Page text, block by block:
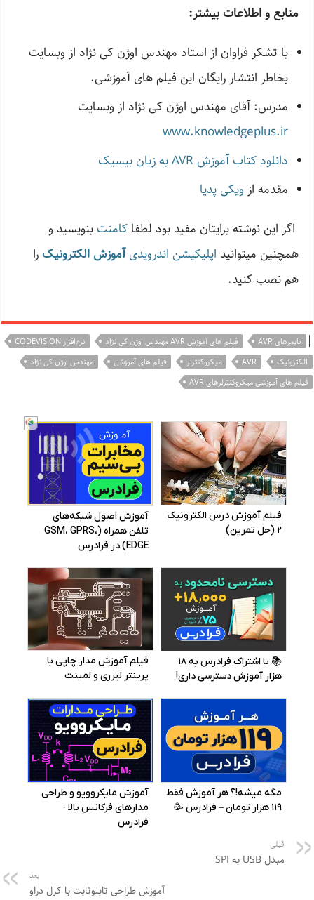
منابع و اطلاعات بیشتر:
با تشکر فراوان از استاد مهندس اوژن کی نژاد از وبسایت
بخاطر انتشار رایگان این فیلم های آموزشی.
مدرس: آقای مهندس اوژن کی نژاد از وبسایت
www.knowledgeplus.ir
دانلود کتاب آموزش AVR به زبان بیسیک
مقدمه از ویکی پدیا
اگر این نوشته‌ برایتان مفید بود لطفاکامنت بنویسید و
همچنین میتوانید اپلیکیشن اندرویدیآموزش الکترونیک را
هم نصب کنید.
| تایمرهای AVR فیلم های آموزش AVR مهندس اوژن کی نژاد
نرم‌افزار CODEVISION
الکترونیک
AVR میکروکنترلر فیلم های آموزشی
مهندس اوژن کی نژاد
فیلم های آموزشی میکروکنترلرهای AVR
قبلی
مبدل USB به SPI
بعد
آموزش طراحی تابلوثابت با کرل دراو